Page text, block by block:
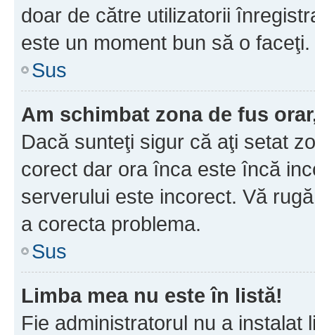
doar de către utilizatorii
este un moment bun să o faceţi.
Sus
Am schimbat zona de fus
Dacă sunteţi sigur că aţi setat
corect dar ora înca este încă
serverului este incorect. Vă
a corecta problema.
Sus
Limba mea nu este în listă!
Fie administratorul nu a instalat